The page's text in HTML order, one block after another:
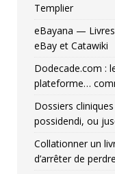
Templier
eBayana —
eBay et Catawiki
Dodecade.com :
plateforme…
Dossiers cliniques
possidendi, ou
Collationner un
d’arrêter de